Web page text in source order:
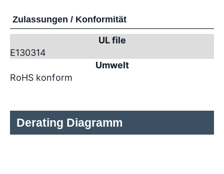
Zulassungen / Konformität
UL file
E130314
Umwelt
RoHS konform
Derating Diagramm